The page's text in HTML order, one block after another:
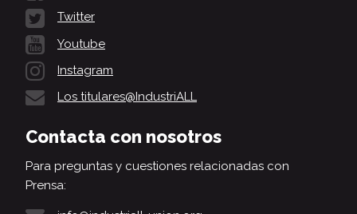
Twitter
Youtube
Instagram
Los titulares@IndustriALL
Contacta con nosotros
Para preguntas y cuestiones relacionadas con
Prensa: